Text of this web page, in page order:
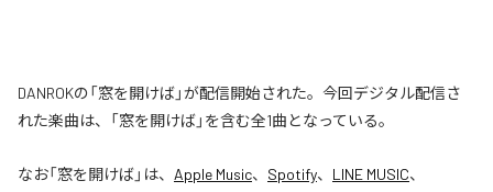
DANROKの「窓を開けば」が配信開始された。今回デジタル配信さ
れた楽曲は、「窓を開けば」を含む全1曲となっている。
なお「窓を開けば」は、 Apple Music、 Spotify、 LINE MUSIC、